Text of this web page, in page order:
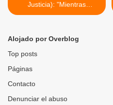
Justicia): "Mientras
luchamos por elecciones
Alojado por Overblog
Top posts
Páginas
Contacto
Denunciar el abuso